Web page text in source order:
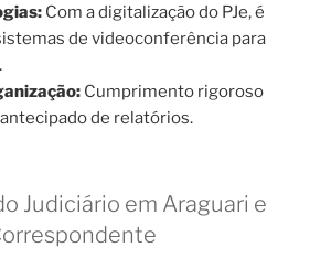
Com a digitalização do PJe, é
de videoconferência para
Cumprimento rigoroso
de relatórios.
Judiciário em Araguari e